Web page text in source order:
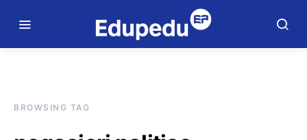
BROWSING TAG